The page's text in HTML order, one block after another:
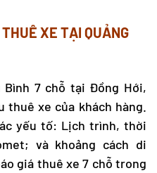
THUÊ XE TẠI QUẢNG
Bình 7 chỗ tại Đồng Hới,
thuê xe của khách hàng.
yếu tố: Lịch trình, thời
và khoảng cách di
giá thuê xe 7 chỗ trong